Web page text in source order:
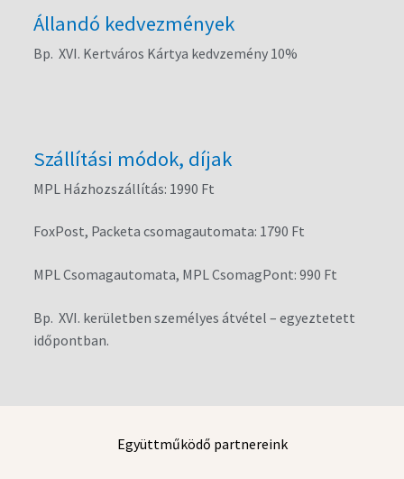
Állandó kedvezmények
Bp. XVI. Kertváros Kártya kedvzemény 10%
Szállítási módok, díjak
MPL Házhozszállítás: 1990 Ft
FoxPost, Packeta csomagautomata: 1790 Ft
MPL Csomagautomata, MPL CsomagPont: 990 Ft
Bp. XVI. kerületben személyes átvétel – egyeztetett
időpontban.
Együttműködő partnereink